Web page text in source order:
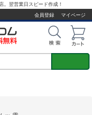
。翌営業日スピード作成！
会員登録
マイページ